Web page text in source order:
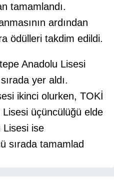
tamamlandı.
ardından
ödülleri takdim edildi.
Anadolu Lisesi
yer aldı.
ikinci olurken, TOKİ
üçüncülüğü elde
Lisesi ise
sırada tamamlad